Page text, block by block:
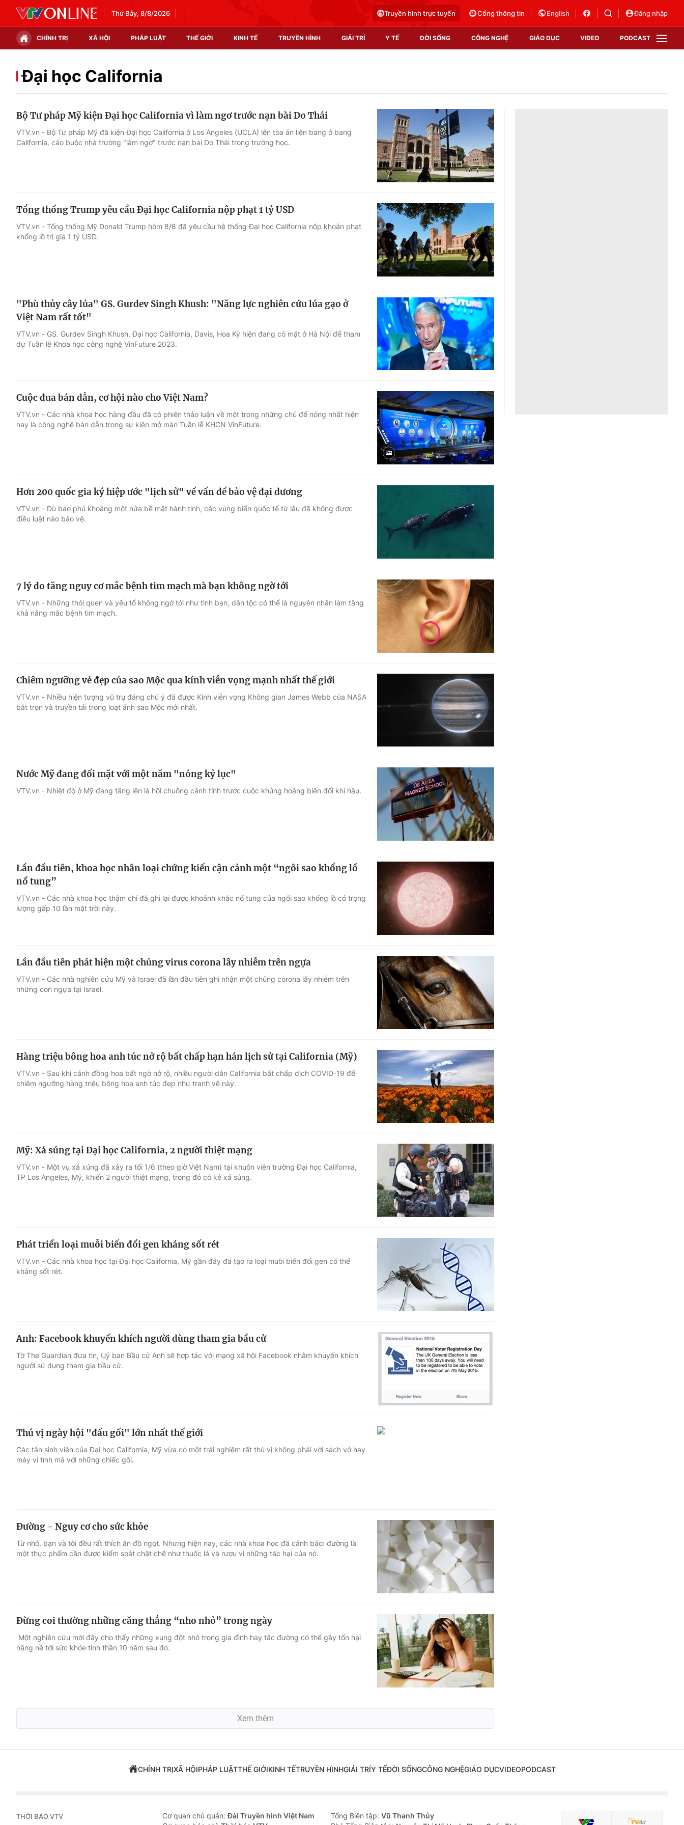
Thứ Bảy, 8/8/2026 Truyền hình trực tuyến Cổng thông tin English Đăng nhập
CHÍNH TRỊ XÃ HỘI PHÁP LUẬT THẾ GIỚI KINH TẾ TRUYỀN HÌNH GIẢI TRÍ Y TẾ ĐỜI SỐNG CÔNG NGHỆ GIÁO DỤC VIDEO PODCAST
Chính trị Xã hội
Thế giới đó đây
Thị trường
Hậu trường
Video
Shorts video
Podcast
EMagazine
Photo
Infographic
Góc ảnh
Điện ảnh
Âm nhạc
Sao
Chất lượng cuộc sống
Tuyển sinh
Công nghệ
Hitech Công nghệ tương lai
Sản phẩm
Thị trường
Tư vấn
VTV Sức khoẻ
Đại học California
Bộ Tư pháp Mỹ kiện Đại học California vì làm ngơ trước nạn bài Do Thái
VTV.vn - Bộ Tư pháp Mỹ đã kiện Đại học California ở Los Angeles (UCLA) lên tòa án liên bang ở bang
California, cáo buộc nhà trường "làm ngơ" trước nạn bài Do Thái trong trường học.
Tổng thống Trump yêu cầu Đại học California nộp phạt 1 tỷ USD
VTV.vn - Tổng thống Mỹ Donald Trump hôm 8/8 đã yêu cầu hệ thống Đại học California nộp khoản phạt
khổng lồ trị giá 1 tỷ USD.
"Phù thủy cây lúa" GS. Gurdev Singh Khush: "Năng lực nghiên cứu lúa gạo ở
Việt Nam rất tốt"
VTV.vn - GS. Gurdev Singh Khush, Đại học California, Davis, Hoa Kỳ hiện đang có mặt ở Hà Nội để tham
dự Tuần lễ Khoa học công nghệ VinFuture 2023.
Cuộc đua bán dẫn, cơ hội nào cho Việt Nam?
VTV.vn - Các nhà khoa học hàng đầu đã có phiên thảo luận về một trong những chủ để nóng nhất hiện
nay là công nghệ bán dẫn trong sự kiện mở màn Tuần lễ KHCN VinFuture.
Hơn 200 quốc gia ký hiệp ước "lịch sử" về vấn đề bảo vệ đại dương
VTV.vn - Dù bao phủ khoảng một nửa bề mặt hành tinh, các vùng biển quốc tế từ lâu đã không được
điều luật nào bảo vệ.
7 lý do tăng nguy cơ mắc bệnh tim mạch mà bạn không ngờ tới
VTV.vn - Những thói quen và yếu tố không ngờ tới như tình bạn, dân tộc có thể là nguyên nhân làm tăng
khả năng mắc bệnh tim mạch.
Chiêm ngưỡng vẻ đẹp của sao Mộc qua kính viễn vọng mạnh nhất thế giới
VTV.vn - Nhiều hiện tượng vũ trụ đáng chú ý đã được Kính viễn vọng Không gian James Webb của NASA
bắt trọn và truyền tải trong loạt ảnh sao Mộc mới nhất.
Nước Mỹ đang đối mặt với một năm "nóng kỷ lục"
VTV.vn - Nhiệt độ ở Mỹ đang tăng lên là hồi chuông cảnh tỉnh trước cuộc khủng hoảng biến đổi khí hậu.
Lần đầu tiên, khoa học nhân loại chứng kiến cận cảnh một “ngôi sao khổng lồ
nổ tung”
VTV.vn - Các nhà khoa học thậm chí đã ghi lại được khoảnh khắc nổ tung của ngôi sao khổng lồ có trọng
lượng gấp 10 lần mặt trời này.
Lần đầu tiên phát hiện một chủng virus corona lây nhiễm trên ngựa
VTV.vn - Các nhà nghiên cứu Mỹ và Israel đã lần đầu tiên ghi nhận một chủng corona lây nhiễm trên
những con ngựa tại Israel.
Hàng triệu bông hoa anh túc nở rộ bất chấp hạn hán lịch sử tại California (Mỹ)
VTV.vn - Sau khi cánh đồng hoa bất ngờ nở rộ, nhiều người dân California bất chấp dịch COVID-19 để
chiêm ngưỡng hàng triệu bông hoa anh túc đẹp như tranh vẽ này.
Mỹ: Xả súng tại Đại học California, 2 người thiệt mạng
VTV.vn - Một vụ xả xúng đã xảy ra tối 1/6 (theo giờ Việt Nam) tại khuôn viên trường Đại học California,
TP Los Angeles, Mỹ, khiến 2 người thiệt mạng, trong đó có kẻ xả súng.
Phát triển loại muỗi biến đổi gen kháng sốt rét
VTV.vn - Các nhà khoa học tại Đại học California, Mỹ gần đây đã tạo ra loại muỗi biến đổi gen có thể
kháng sốt rét.
Anh: Facebook khuyến khích người dùng tham gia bầu cử
Tờ The Guardian đưa tin, Uỷ ban Bầu cử Anh sẽ hợp tác với mạng xã hội Facebook nhằm khuyến khích
người sử dụng tham gia bầu cử.
Thú vị ngày hội "đấu gối" lớn nhất thế giới
Các tân sinh viên của Đại học California, Mỹ vừa có một trải nghiệm rất thú vị không phải với sách vở hay
máy vi tính mà với những chiếc gối.
Đường - Nguy cơ cho sức khỏe
Từ nhỏ, bạn và tôi đều rất thích ăn đồ ngọt. Nhưng hiện nay, các nhà khoa học đã cảnh báo: đường là
một thực phẩm cần được kiểm soát chặt chẽ như thuốc lá và rượu vì những tác hại của nó.
Đừng coi thường những căng thẳng “nho nhỏ” trong ngày
Một nghiên cứu mới đây cho thấy những xung đột nhỏ trong gia đình hay tắc đường có thể gây tổn hại
nặng nề tới sức khỏe tinh thần 10 năm sau đó.
Xem thêm
CHÍNH TRỊXÃ HỘIPHÁP LUẬTTHẾ GIỚIKINH TẾTRUYỀN HÌNHGIẢI TRÍY TẾĐỜI SỐNGCÔNG NGHỆGIÁO DỤCVIDEOPODCAST
THỜI BÁO VTV Cơ quan chủ quản:Đài Truyền hình Việt Nam
Tổng Biên tập: Vũ Thanh Thủy